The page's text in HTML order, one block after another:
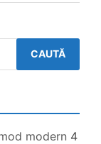
modern 4